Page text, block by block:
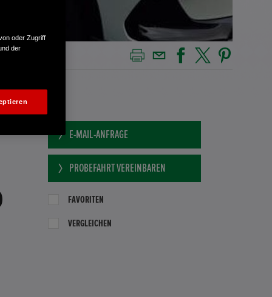
E-MAIL-ANFRAGE
PROBEFAHRT VEREINBAREN
FAVORITEN
VERGLEICHEN
oder Zugriff
der